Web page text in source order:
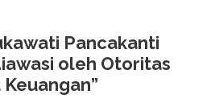
Pancakanti
oleh Otoritas
Keuangan”